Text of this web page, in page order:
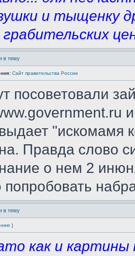
и тыщенку
в тему
Сайт правительства России
посоветовали
"искомамя
Правда слово
о нем 2
в тему
]
как и картины